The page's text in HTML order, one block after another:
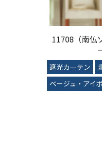
11708（南仏
遮光カーテン
ベージュ・アイ